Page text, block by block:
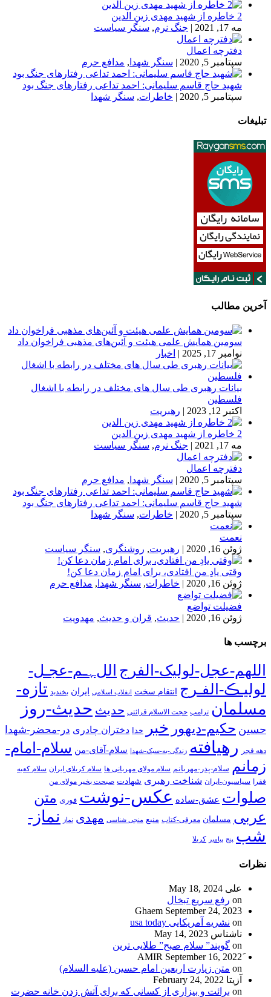
2 خاطره از شهید مهدی زین الدین
مه 17, 2021
| جنگ نرم, سنگر سیاست
دفترچه اعمال
سپتامبر 5, 2020
| سنگر شهدا , مدافع حرم
شهید حاج قاسم سلیمانی: احمد تداعی رفتارهای جنگ بود
سپتامبر 5, 2020
| خاطرات, سنگر شهدا
تبلیغات
آخرین مطالب
سومین همایش علمی هیئت و آئین‌های مذهبی فراخوان داد
نوامبر 17, 2025
| اخبار
بیانات رهبری طی سال های مختلف در رابطه با اشغال
فلسطین
اکتبر 12, 2023
| رهبریت
2 خاطره از شهید مهدی زین الدین
مه 17, 2021
| جنگ نرم, سنگر سیاست
دفترچه اعمال
سپتامبر 5, 2020
| سنگر شهدا , مدافع حرم
شهید حاج قاسم سلیمانی: احمد تداعی رفتارهای جنگ بود
سپتامبر 5, 2020
| خاطرات, سنگر شهدا
نعمت
ژوئن 16, 2020
| رهبریت, روشنگری, سنگر سیاست
وقتی یادِ من افتادی، برای امام زمان دعا کن!
ژوئن 16, 2020
| خاطرات, سنگر شهدا , مدافع حرم
فضیلت تواضع
ژوئن 16, 2020
| حدیث, قران و حدیث, مهدویت
برچسب ها
اللهم-عجل-لولیک-الفرج اللﮩـم-عجـل-
لولیـڪ-الفـرج انتقام سخت انقلاب اسلامی ایران بخندید تازه-
مسلمان ترامپ حجت الاسلام قرائتی حدیث حدیث-روز
حسین حکیم-دیهور خبر خدا دختران چادری در-محضر-شهدا
دهه فجر رهیافته زندگی-به-سبک-شهدا سلام-آقای-من سلام-امام-
زمانم سلام-پدر-مهربانم سلام مولای مهربانی ها سلام کربلای ایران سلام کعبه
فقرا سیاسیون-ایران شناخت رهبری شهادت صبحت بخیر مولای من
صلوات عشق-ساده عکس-نوشت فوری متن
عربی مسلمان معرفی-کتاب منبع منجی شناسی مهدی نماز
نماز-
شب پنج پیامبر کربلا
نظرات
علی May 18, 2024
on رفع سریع تبخال
Ghaem September 24, 2023
on نشریه آمریکایی usa today
ناشناس May 14, 2023
on گویند” سلام صبح” طلایی ترین
September 16, 2022
on متن زیارت اربعین امام حسین (علیه السلام)
آزیتا February 24, 2022
on برائت و بیزاری از کسانی که برای آتش زدن خانه حضرت